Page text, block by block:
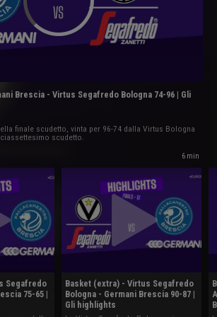
Brescia - Virtus Segafredo Bologna 74-96 | Gli
finale scudetto, vinta per 96-74 dalla Virtus Bologna
scudetto.
6 min
Segafredo
75-65 |
Basket (extra) - Virtus Segafredo
Bologna - Germani Brescia 90-87 |
Gli highlights